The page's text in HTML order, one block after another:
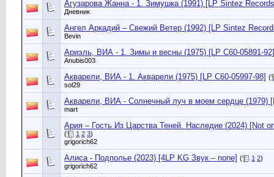
Агузарова Жанна - 1. Зимушка (1991) [LP Sintez
Дневник
Ангел Аркадий – Свежий Ветер (1992) [LP Sintez
Bevin
Ариэль, ВИА - 1. Зимы и весны (1975) [LP С60-05891-92]
Anubis003
Акварели, ВИА - 1. Акварели (1975) [LP C60-05997-98] (
sol29
Акварели, ВИА - Солнечный луч в моем сердце (1979)
mart
Ария – Гость Из Царства Теней. Наследие (2024) [Not
( 1 2 3)
grigorich62
Алиса - Подполье (2023) [4LP KG Звук – none] ( 1 2)
grigorich62